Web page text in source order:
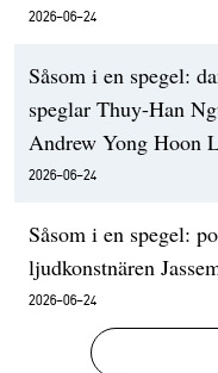
2026-06-24
Såsom i en spegel:
speglar Thuy-Han
Andrew Yong Hoon
2026-06-24
Såsom i en spegel:
ljudkonstnären
2026-06-24